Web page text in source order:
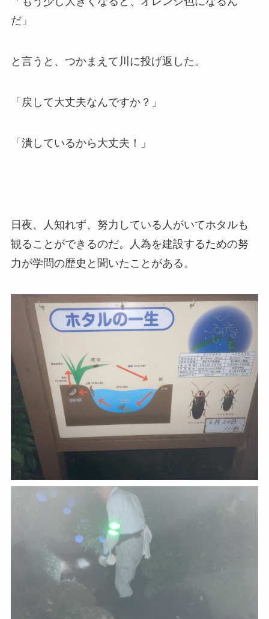
だ」
と言うと、つかまえて川に投げ返した。
「戻して大丈夫なんですか？」
「潰しているから大丈夫！」
日夜、人知れず、努力している人がいてホタルも
観ることができるのだ。人為を建設するための努
力が学問の歴史と聞いたことがある。